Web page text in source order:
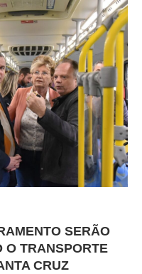
SERÃO
O TRANSPORTE
CRUZ